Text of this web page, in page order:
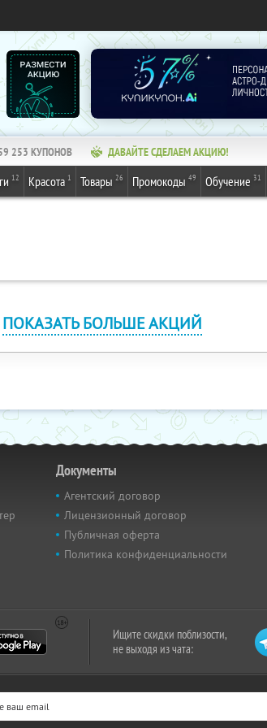
253 КУПОНОВ ДАВАЙТЕ СДЕЛАЕМ АКЦИЮ!
12 Красота 1 Товары 26 Промокоды 49 Обучение 31
ПОКАЗАТЬ БОЛЬШЕ АКЦИЙ
Документы
Агентский договор
Лицензионный договор
Публичная оферта
Политика конфиденциальности
Ищите скидки поблизости,
не выходя из чата: